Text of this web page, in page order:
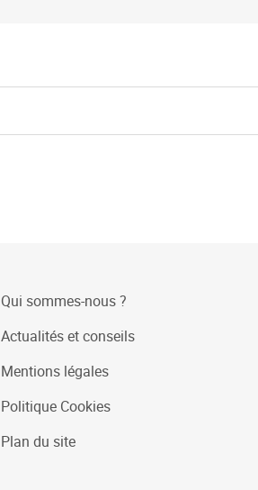
Qui sommes-nous ?
Actualités et conseils
Mentions légales
Politique Cookies
Plan du site